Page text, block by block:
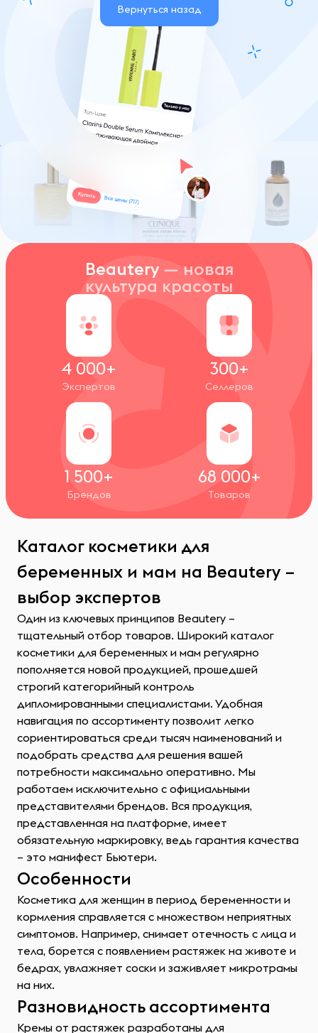
Вернуться назад
Beautery — новая
культура красоты
4 000+
Экспертов
300+
Селлеров
1 500+
Брендов
68 000+
Товаров
Каталог косметики для
беременных и мам на Beautery –
выбор экспертов
Один из ключевых принципов Beautery –
тщательный отбор товаров. Широкий каталог
косметики для беременных и мам регулярно
пополняется новой продукцией, прошедшей
строгий категорийный контроль
дипломированными специалистами. Удобная
навигация по ассортименту позволит легко
сориентироваться среди тысяч наименований и
подобрать средства для решения вашей
потребности максимально оперативно. Мы
работаем исключительно с официальными
представителями брендов. Вся продукция,
представленная на платформе, имеет
обязательную маркировку, ведь гарантия качества
– это манифест Бьютери.
Особенности
Косметика для женщин в период беременности и
кормления справляется с множеством неприятных
симптомов. Например, снимает отечность с лица и
тела, борется с появлением растяжек на животе и
бедрах, увлажняет соски и заживляет микротрамы
на них.
Разновидность ассортимента
Кремы от растяжек разработаны для